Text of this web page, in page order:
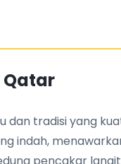
Qatar
tradisi yang
indah,